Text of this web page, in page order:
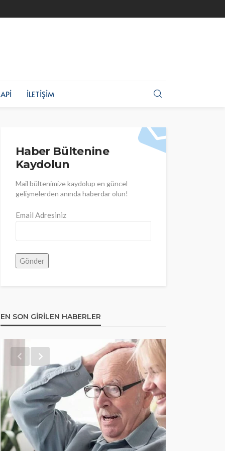
İLETIŞIM
Haber Bültenine
Kaydolun
Mail bültenimize kaydolup en güncel
gelişmelerden anında haberdar olun!
Email Adresiniz
EN SON GIRILEN HABERLER